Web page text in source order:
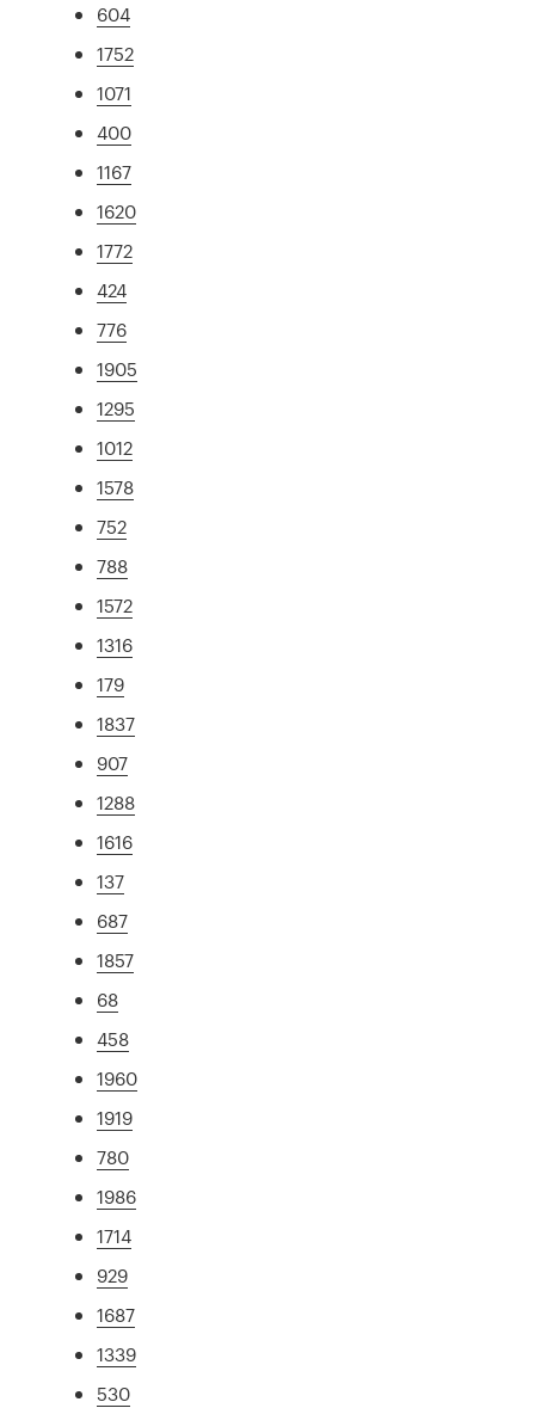
604
1752
1071
400
1167
1620
1772
424
776
1905
1295
1012
1578
752
788
1572
1316
179
1837
907
1288
1616
137
687
1857
68
458
1960
1919
780
1986
1714
929
1687
1339
530